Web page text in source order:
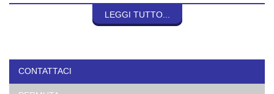
SEGUICI SU TUTTI I SOCIAL PER ESSERE SEMPRE
AGGIORNATO IN TEMPO REALE SULLE NOSTRE OFFERTE
WWW.RICCICAR.IT
VISITA IL NOSTRO SITO TROVERAI UNA VASTA GAMMA DI
LEGGI TUTTO...
CONTATTACI